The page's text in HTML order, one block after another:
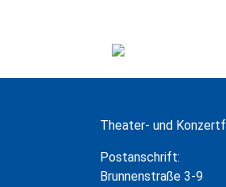
Theater- und
Postanschrift:
Brunnenstraße 3-9